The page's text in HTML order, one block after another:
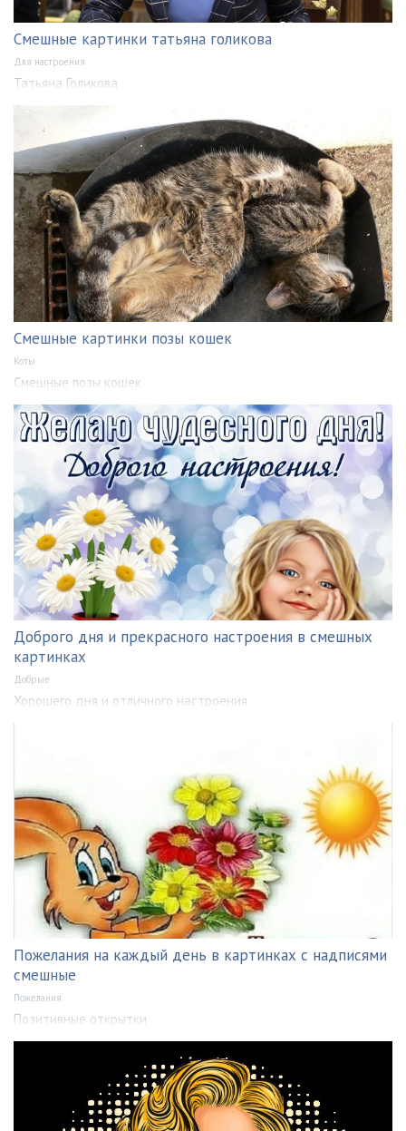
Смешные картинки татьяна голикова
Для настроения
Татьяна Голикова
Смешные картинки позы кошек
Коты
Смешные позы кошек
Доброго дня и прекрасного настроения в смешных
картинках
Добрые
Хорошего дня и отличного настроения
Пожелания на каждый день в картинках с надписями
смешные
Пожелания
Позитивные открытки